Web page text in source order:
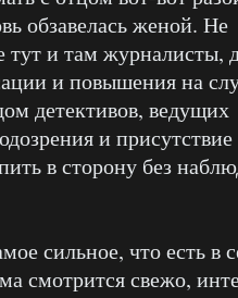
обзавелась женой. Не
и там журналисты,
и повышения на
детективов, ведущих
и присутствие
в сторону без
сильное, что есть в
смотрится свежо,